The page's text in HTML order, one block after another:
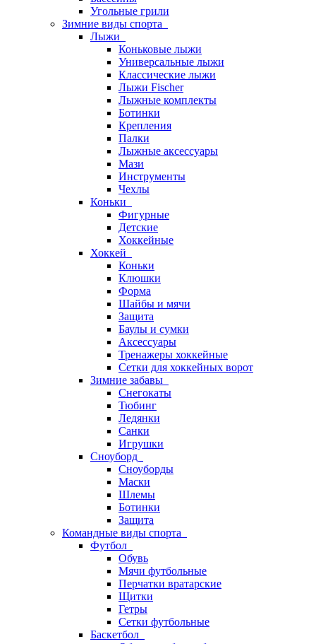
Угольные грили
Зимние виды спорта
Лыжи
Коньковые лыжи
Универсальные лыжи
Классические лыжи
Лыжи Fischer
Лыжные комплекты
Ботинки
Крепления
Палки
Лыжные аксессуары
Мази
Инструменты
Чехлы
Коньки
Фигурные
Детские
Хоккейные
Хоккей
Коньки
Клюшки
Форма
Шайбы и мячи
Защита
Баулы и сумки
Аксессуары
Тренажеры хоккейные
Сетки для хоккейных ворот
Зимние забавы
Снегокаты
Тюбинг
Ледянки
Санки
Игрушки
Сноуборд
Сноуборды
Маски
Шлемы
Ботинки
Защита
Командные виды спорта
Футбол
Обувь
Мячи футбольные
Перчатки вратарские
Щитки
Гетры
Сетки футбольные
Баскетбол